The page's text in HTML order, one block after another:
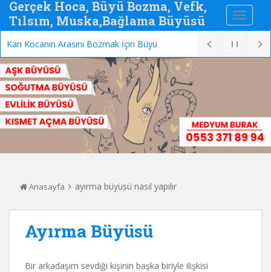
Gerçek Hoca, Büyü Bozma, Vefk,
Tılsım, Muska,Bağlama Büyüsü
Karı Kocanın Arasını Bozmak İçin Büyü
Anasayfa ayırma büyüsü nasıl yapılır
Ayırma Büyüsü
Bir arkadaşım sevdiği kişinin başka biriyle ilişkisi